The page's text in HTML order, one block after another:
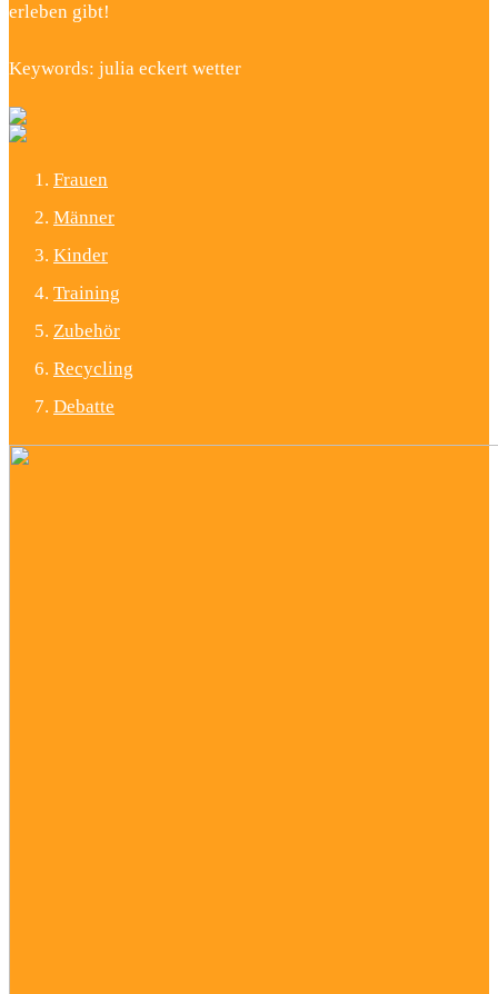
erleben gibt!
Keywords: julia eckert wetter
Frauen
Männer
Kinder
Training
Zubehör
Recycling
Debatte